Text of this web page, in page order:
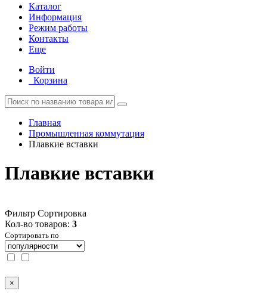
Каталог
Информация
Режим работы
Контакты
Еще
Войти
Корзина
Главная
Промышленная коммутация
Плавкие вставки
Плавкие вставки
Фильтр Сортировка
Кол-во товаров: 3
Сортировать по
×